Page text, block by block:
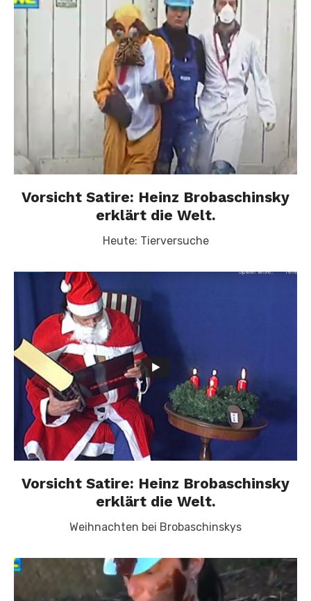
Vorsicht Satire: Heinz Brobaschinsky
erklärt die Welt.
Heute: Tierversuche
Vorsicht Satire: Heinz Brobaschinsky
erklärt die Welt.
Weihnachten bei Brobaschinskys